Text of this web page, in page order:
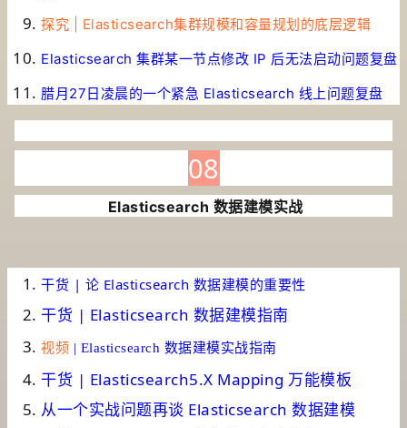
探究 | Elasticsearch集群规模和容量规划的底层逻辑
Elasticsearch 集群某一节点修改 IP 后无法启动问题复盘
腊月27日凌晨的一个紧急 Elasticsearch 线上问题复盘
08
Elasticsearch 数据建模实战
干货 | 论 Elasticsearch 数据建模的重要性
干货 | Elasticsearch 数据建模指南
视频 | Elasticsearch 数据建模实战指南
干货 | Elasticsearch5.X Mapping 万能模板
从一个实战问题再谈 Elasticsearch 数据建模